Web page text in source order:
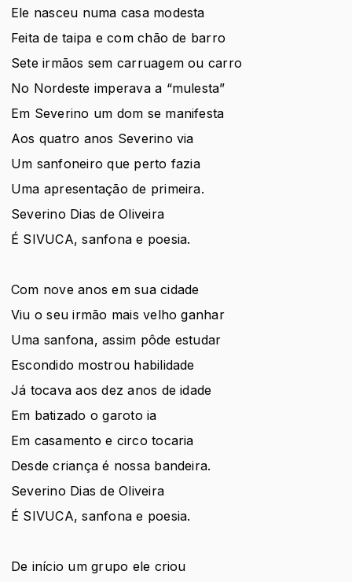
Ele nasceu numa casa modesta
Feita de taipa e com chão de barro
Sete irmãos sem carruagem ou carro
No Nordeste imperava a “mulesta”
Em Severino um dom se manifesta
Aos quatro anos Severino via
Um sanfoneiro que perto fazia
Uma apresentação de primeira.
Severino Dias de Oliveira
É SIVUCA, sanfona e poesia.
Com nove anos em sua cidade
Viu o seu irmão mais velho ganhar
Uma sanfona, assim pôde estudar
Escondido mostrou habilidade
Já tocava aos dez anos de idade
Em batizado o garoto ia
Em casamento e circo tocaria
Desde criança é nossa bandeira.
Severino Dias de Oliveira
É SIVUCA, sanfona e poesia.
De início um grupo ele criou